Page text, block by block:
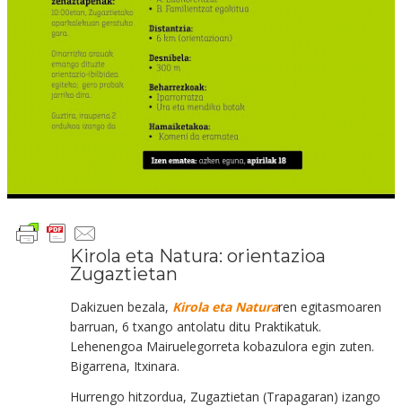
Kirola eta Natura: orientazioa
Zugaztietan
Dakizuen bezala, Kirola eta Naturaren egitasmoaren
barruan, 6 txango antolatu ditu Praktikatuk.
Lehenengoa Mairuelegorreta kobazulora egin zuten.
Bigarrena, Itxinara.
Hurrengo hitzordua, Zugaztietan (Trapagaran) izango